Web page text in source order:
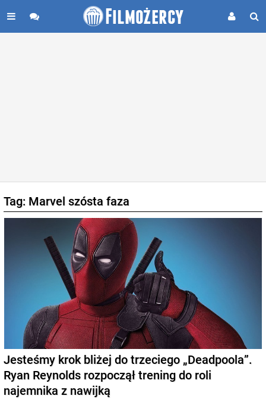
Tag: Marvel szósta faza
Jesteśmy krok bliżej do trzeciego „Deadpoola”.
Ryan Reynolds rozpoczął trening do roli
najemnika z nawijką